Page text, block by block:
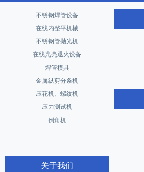
不锈钢焊管设备
在线内整平机械
不锈钢管抛光机
在线光亮退火设备
焊管模具
金属纵剪分条机
压花机、螺纹机
压力测试机
倒角机
关于我们